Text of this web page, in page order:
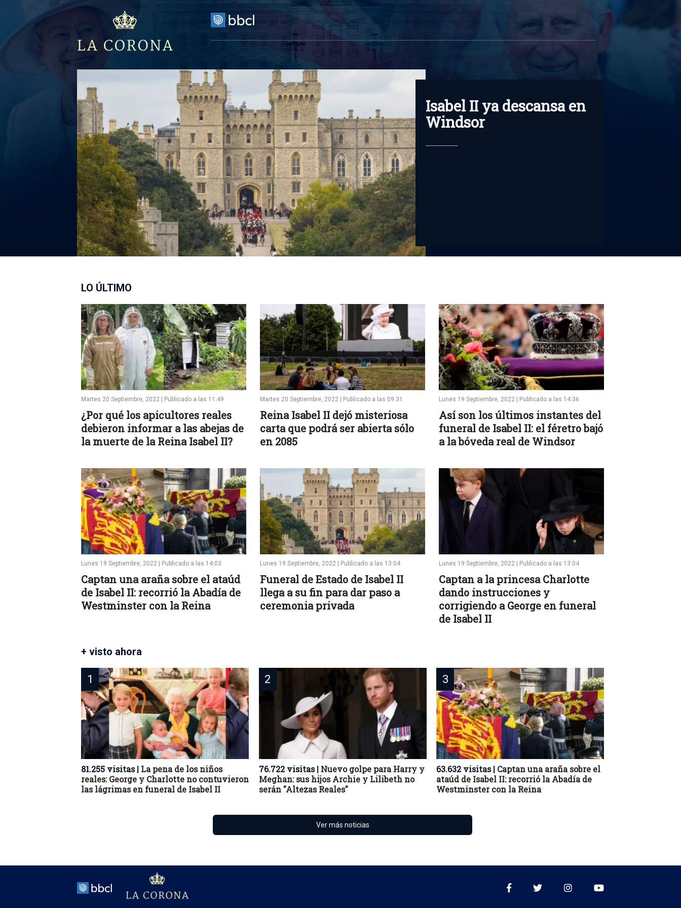
Isabel II ya descansa en
Windsor
LO ÚLTIMO
Martes 20 Septiembre, 2022 | Publicado a las 11:49
¿Por qué los apicultores reales
debieron informar a las abejas de
la muerte de la Reina Isabel II?
Martes 20 Septiembre, 2022 | Publicado a las 09:31
Reina Isabel II dejó misteriosa
carta que podrá ser abierta sólo
en 2085
Lunes 19 Septiembre, 2022 | Publicado a las 14:36
Así son los últimos instantes del
funeral de Isabel II: el féretro bajó
a la bóveda real de Windsor
Lunes 19 Septiembre, 2022 | Publicado a las 14:03
Captan una araña sobre el ataúd
de Isabel II: recorrió la Abadía de
Westminster con la Reina
Lunes 19 Septiembre, 2022 | Publicado a las 13:04
Funeral de Estado de Isabel II
llega a su fin para dar paso a
ceremonia privada
Lunes 19 Septiembre, 2022 | Publicado a las 13:04
Captan a la princesa Charlotte
dando instrucciones y
corrigiendo a George en funeral
de Isabel II
+ visto ahora
1
81.255 visitas| La pena de los niños
reales: George y Charlotte no contuvieron
las lágrimas en funeral de Isabel II
2
76.722 visitas| Nuevo golpe para Harry y
Meghan: sus hijos Archie y Lilibeth no
serán "Altezas Reales"
3
63.632 visitas| Captan una araña sobre el
ataúd de Isabel II: recorrió la Abadía de
Westminster con la Reina
Ver más noticias